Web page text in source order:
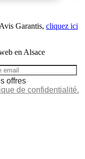
Garantis, cliquez ici
en Alsace
offres
de confidentialité.